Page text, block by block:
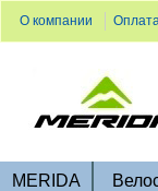
О компании
MERIDA